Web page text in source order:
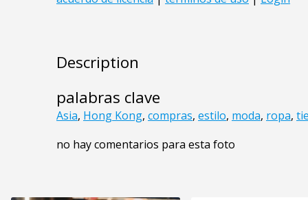
Description
palabras clave
Asia, Hong Kong, compras, estilo, moda, ropa,
no hay comentarios para esta foto